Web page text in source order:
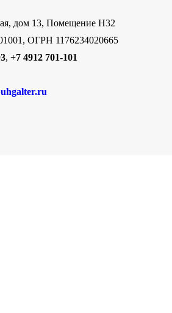
дом 13, Помещение Н32
ОГРН 1176234020665
, +7 4912 701-101